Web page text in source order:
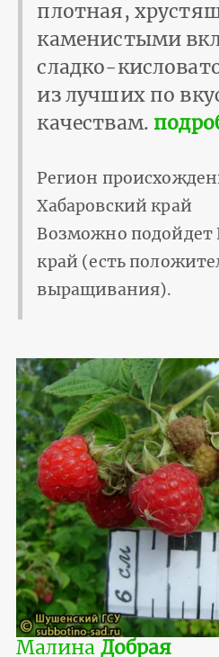
плотная,
каменистыми
сладко-
из лучших по
качествам.
Регион
Хабаровский край
Возможно
край (есть
выращивания).
Малина Добрая